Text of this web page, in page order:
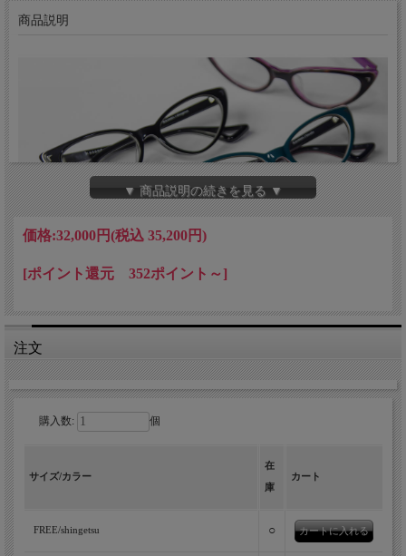
商品説明
▼ 商品説明の続きを見る ▼
価格:32,000円(税込 35,200円)
[ポイント還元 352ポイント～]
注文
購入数: 個
サイズ/カラー
在
庫
カート
FREE/shingetsu ○